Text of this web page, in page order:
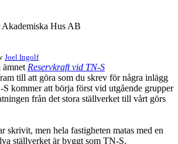
Hus AB
Joel Ingolf
Reservkraft vid TN-S
till att göra som du skrev för några inlägg
kommer att börja först vid utgående grupper
från det stora ställverket till vårt görs
skrivit, men hela fastigheten matas med en
ställverket är byggt som TN-S.